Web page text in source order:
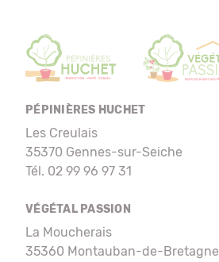
PÉPINIÈRES HUCHET
Les Creulais
35370 Gennes-sur-Seiche
Tél. 02 99 96 97 31
VÉGÉTAL PASSION
La Moucherais
35360 Montauban-de-Bretagne